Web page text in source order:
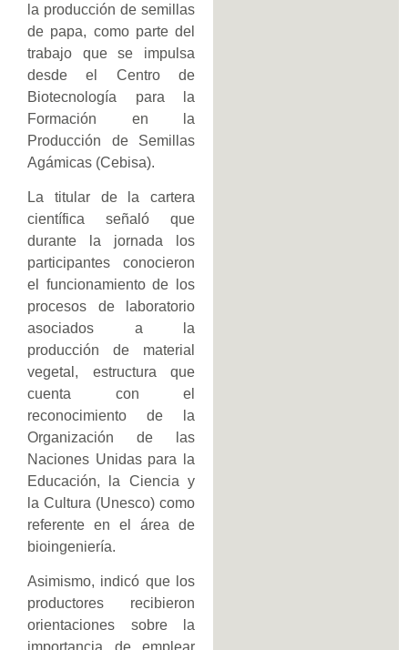
la producción de semillas
de papa, como parte del
trabajo que se impulsa
desde el Centro de
Biotecnología para la
Formación en la
Producción de Semillas
Agámicas (Cebisa).
La titular de la cartera
científica señaló que
durante la jornada los
participantes conocieron
el funcionamiento de los
procesos de laboratorio
asociados a la
producción de material
vegetal, estructura que
cuenta con el
reconocimiento de la
Organización de las
Naciones Unidas para la
Educación, la Ciencia y
la Cultura (Unesco) como
referente en el área de
bioingeniería.
Asimismo, indicó que los
productores recibieron
orientaciones sobre la